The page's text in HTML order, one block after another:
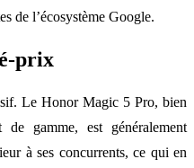
de l’écosystème Google.
prix
Le Honor Magic 5 Pro, bien
de gamme, est généralement
à ses concurrents, ce qui en